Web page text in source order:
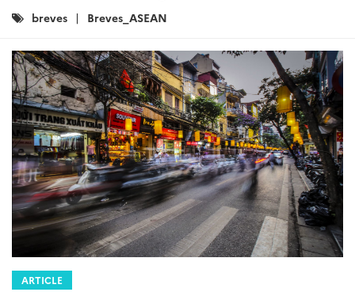
Catégories
breves Breves_ASEAN
ARTICLE